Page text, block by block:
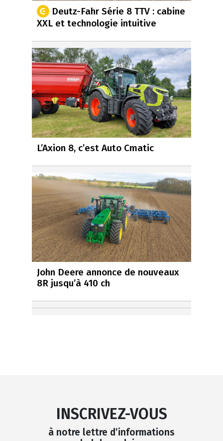
Deutz-Fahr Série 8 TTV : cabine
XXL et technologie intuitive
L’Axion 8, c’est Auto Cmatic
John Deere annonce de nouveaux
8R jusqu’à 410 ch
INSCRIVEZ-VOUS
à notre lettre d’informations